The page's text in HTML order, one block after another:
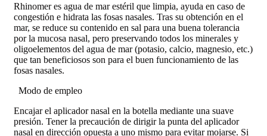
Rhinomer es agua de mar estéril que limpia, ayuda en caso de
congestión e hidrata las fosas nasales. Tras su obtención en el
mar, se reduce su contenido en sal para una buena tolerancia
por la mucosa nasal, pero preservando todos los minerales y
oligoelementos del agua de mar (potasio, calcio, magnesio, etc.)
que tan beneficiosos son para el buen funcionamiento de las
fosas nasales.
Modo de empleo
Encajar el aplicador nasal en la botella mediante una suave
presión. Tener la precaución de dirigir la punta del aplicador
nasal en dirección opuesta a uno mismo para evitar mojarse. Si